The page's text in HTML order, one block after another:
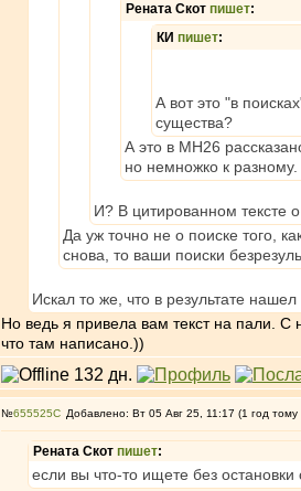
Рената Скот пишет:
КИ пишет:
А вот это "в
существа?
А это в МН26
но немножко к разному.
И? В цитированном тексте
Да уж точно не о поиске того,
снова, то ваши поиски
Искал то же, что в результате
Но ведь я привела вам текст на пали.
что там написано.))
№655525 Добавлено: Вт 05 Авг 25, 11:17 (1 год тому
Рената Скот пишет:
если вы что-то ищете без